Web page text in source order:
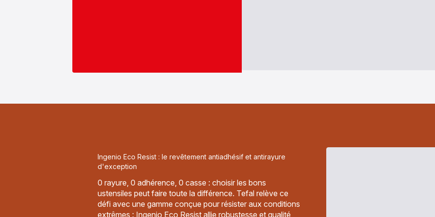
Ingenio Eco Resist : le revêtement antiadhésif et antirayure
d'exception
0 rayure, 0 adhérence, 0 casse : choisir les bons
ustensiles peut faire toute la différence. Tefal relève ce
défi avec une gamme conçue pour résister aux conditions
extrêmes : Ingenio Eco Resist allie robustesse et qualité